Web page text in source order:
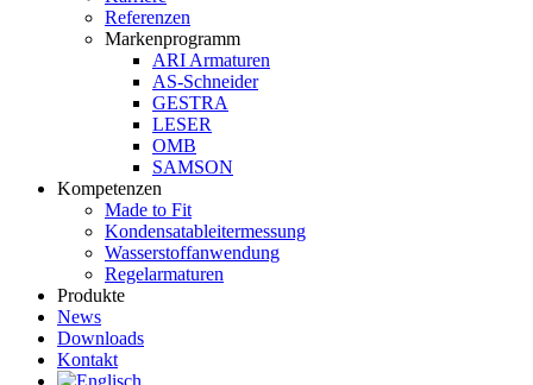
Referenzen
Markenprogramm
ARI Armaturen
AS-Schneider
GESTRA
LESER
OMB
SAMSON
Kompetenzen
Made to Fit
Kondensat­ableiter­messung
Wasserstoff­anwendung
Regel­arma­turen
Produkte
News
Downloads
Kontakt